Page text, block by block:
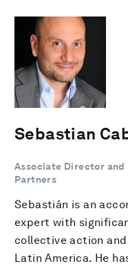
Sebastian
Associate Director and
Partners
Sebastián is an
expert with
collective action
Latin America. He